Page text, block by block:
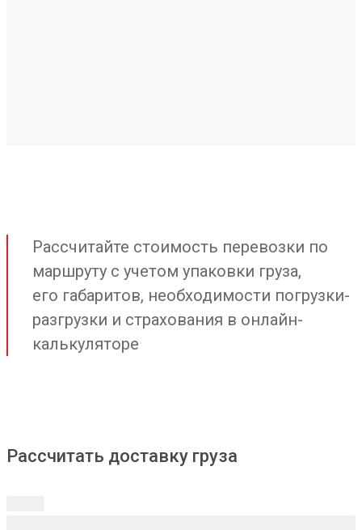
Рассчитайте стоимость перевозки по
маршруту с учетом упаковки груза,
его габаритов, необходимости погрузки-
разгрузки и страхования в онлайн-
калькуляторе
Рассчитать доставку груза